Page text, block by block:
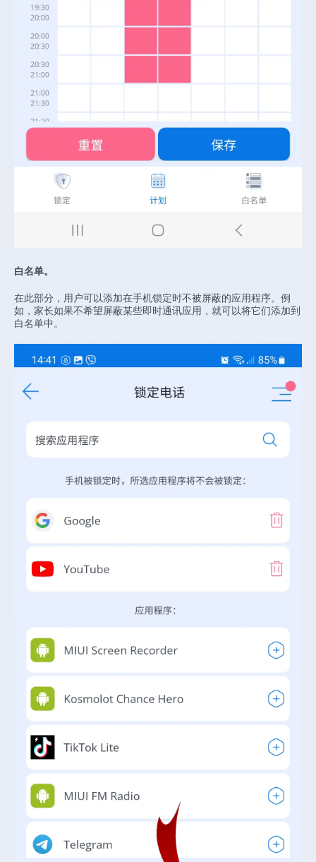
白名单。
在此部分，用户可以添加在手机锁定时不被屏蔽的应用程序。例
如，家长如果不希望屏蔽某些即时通讯应用，就可以将它们添加到
白名单中。